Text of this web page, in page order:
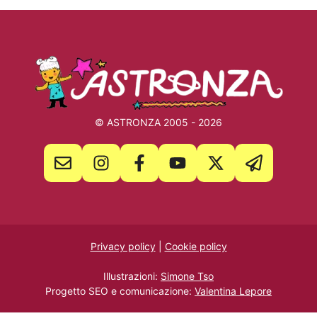
© ASTRONZA 2005 - 2026
Privacy policy| Cookie policy
Illustrazioni: Simone Tso
Progetto SEO e comunicazione: Valentina Lepore